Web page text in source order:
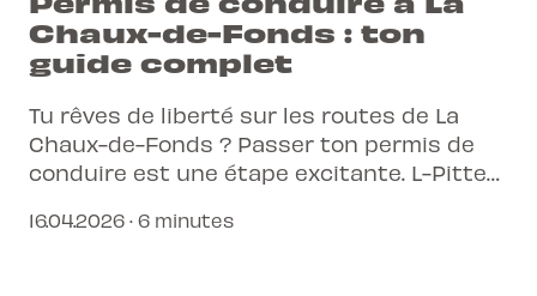
Chaux-de-Fonds : ton
guide complet
Tu rêves de liberté sur les routes de La
Chaux-de-Fonds ? Passer ton permis de
conduire est une étape excitante. L-Pittet
ton parcours soit simple et efficace.
16.04.2026 · 6 minutes